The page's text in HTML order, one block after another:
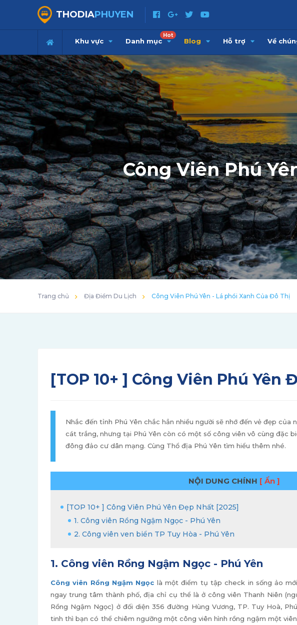
THODIAPHUYEN
Khu vực Danh mục
Hot
Blog Hỗ trợ Về
Công Viên Phú
Trang chủ Địa Điểm Du Lịch Công Viên Phú Yên - Lá phổi Xanh Của Đô Thị
[TOP 10+ ] Công Viên Phú Yên
Nhắc đến tỉnh Phú Yên chắc hẳn nhiều người sẽ nhớ đến vẻ đẹp của
cát trắng, nhưng tại Phú Yên còn có một số công viên vô cùng đặc
đông đảo cư dân mạng. Cùng Thổ địa Phú Yên tìm hiểu thêm nhé.
NỘI DUNG CHÍNH [ Ẩn ]
[TOP 10+ ] Công Viên Phú Yên Đẹp Nhất [2025]
1. Công viên Rồng Ngậm Ngọc - Phú Yên
2. Công viên ven biển TP Tuy Hòa - Phú Yên
1. Công viên Rồng Ngậm Ngọc - Phú Yên
Công viên Rồng Ngậm Ngọc là một điểm tụ tập check in sống ảo
ngay trung tâm thành phố, địa chỉ cụ thể là ở công viên Thanh Niên
Rồng Ngậm Ngọc) ở đối diện 356 đường Hùng Vương, TP. Tuy Hoà,
tinh thì bạn có thể chiêm ngưỡng một công viên hình rồng ngậm một